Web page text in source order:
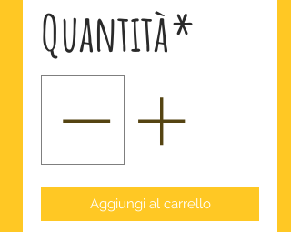
Quantità*
Aggiungi al carrello